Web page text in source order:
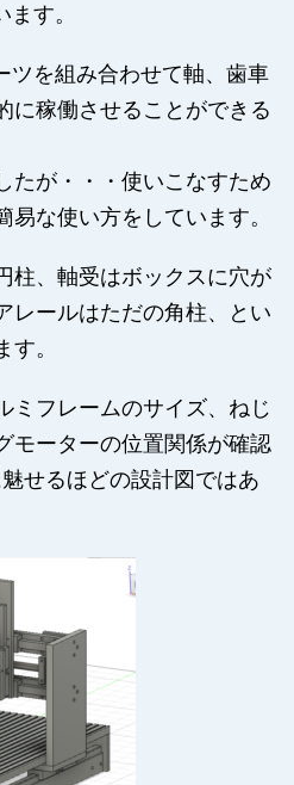
す。
を組み合わせて軸、歯車
に稼働させることができる
が・・・使いこなすため
な使い方をしています。
柱、軸受はボックスに穴が
レールはただの角柱、とい
。
フレームのサイズ、ねじ
モーターの位置関係が確認
せるほどの設計図ではあ